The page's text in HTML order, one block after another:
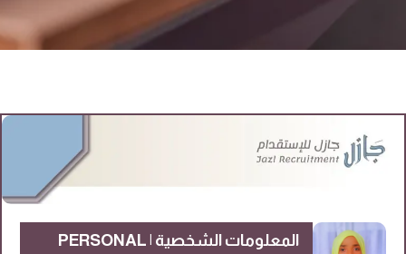
المعلومات الشخصية | PERSONAL